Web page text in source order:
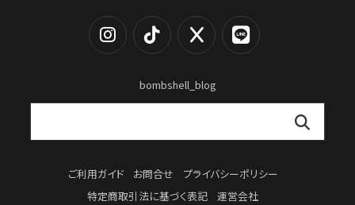
bombshell_blog
ご利用ガイド お問合せ
プライバシーポリシー
特定商取引法に基づく表記
運営会社